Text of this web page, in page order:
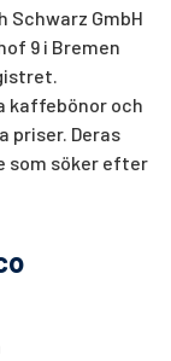
GmbH
9 i Bremen
kaffebönor och
priser. Deras
som söker efter